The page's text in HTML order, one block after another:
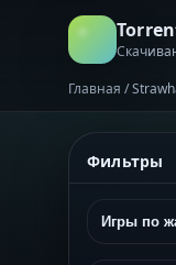
Главная /
Фильтры
Игры по